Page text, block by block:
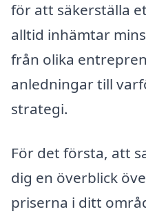
för att säkerställa
alltid inhämtar
från olika
anledningar till
strategi.
För det första, att
dig en överblick
priserna i ditt